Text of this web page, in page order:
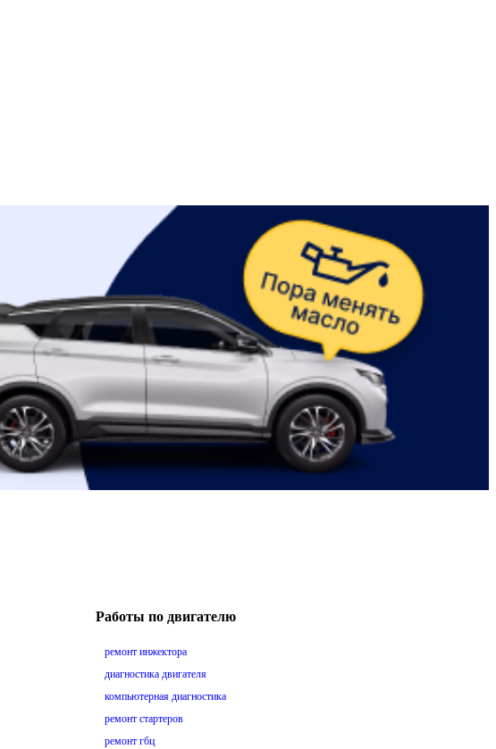
Работы по двигателю
ремонт инжектора
диагностика двигателя
компьютерная диагностика
ремонт стартеров
ремонт гбц